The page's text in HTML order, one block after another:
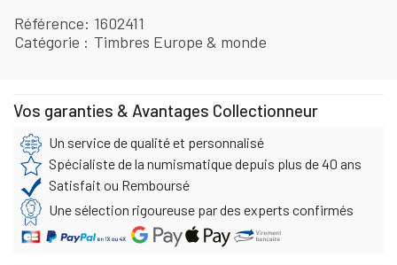
Référence 1602411
Catégorie
Timbres Europe & monde
Vos garanties & Avantages Collectionneur
Un service de qualité et personnalisé
Spécialiste de la numismatique depuis plus de 40 ans
Satisfait ou Remboursé
Une sélection rigoureuse par des experts confirmés